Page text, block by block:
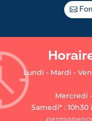
Lundi - Mardi -
Mercredi
Samedi* : 10h30